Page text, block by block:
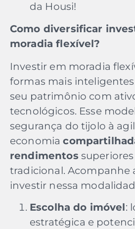
da Housi!
Como diversificar
moradia flexível?
Investir em moradia
formas mais
seu patrimônio com
tecnológicos. Esse
segurança do tijolo à
economia
rendimentos
tradicional. Acompanhe
investir nessa
Escolha do imóvel:
estratégica e